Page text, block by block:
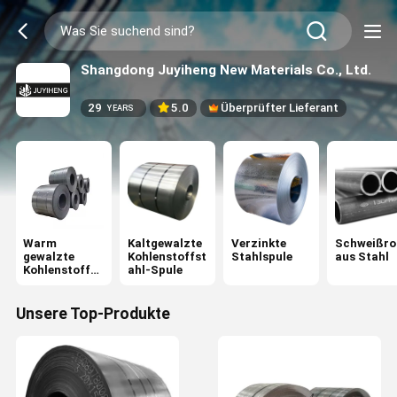
Shangdong Juyiheng New Materials Co., Ltd.
29 YEARS 5.0 Überprüfter Lieferant
Warm
gewalzte
Kohlenstoffst
Kaltgewalzte
Kohlenstoffst
ahl-Spule
Verzinkte
Stahlspule
aus Stahl
Unsere Top-Produkte